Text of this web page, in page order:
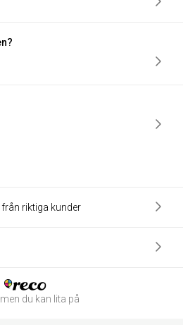
riktiga kunder
du kan lita på